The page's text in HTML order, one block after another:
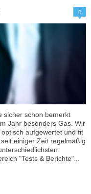
0
sicher schon bemerkt
Jahr besonders Gas. Wir
aufgewertet und fit
einiger Zeit regelmäßig
"Tests & Berichte"...